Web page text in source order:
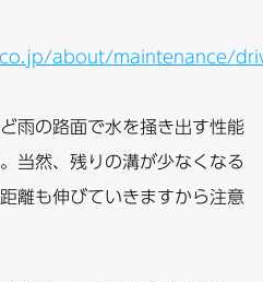
about/maintenance/
雨の路面で水を掻き出す性能
当然、残りの溝が少なくなる
離も伸びていきますから注意